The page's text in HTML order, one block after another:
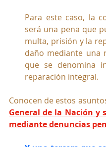
Para este caso, la
será una pena que
multa, prisión y la
daño mediante una
que se denomina
reparación integral.
Conocen de estos
General de la Nación y
mediante denuncias